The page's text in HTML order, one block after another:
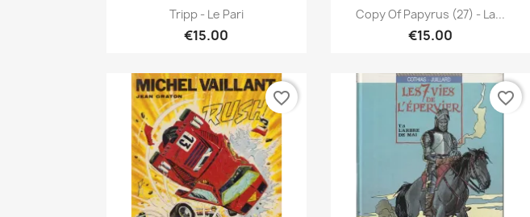
Quick view
Tripp - Le Pari
€15.00
Quick view
Copy Of Papyrus (27) - La...
€15.00
favorite_border favorite_border